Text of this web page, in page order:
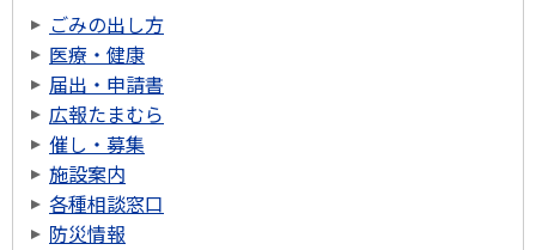
ごみの出し方
医療・健康
届出・申請書
広報たまむら
催し・募集
施設案内
各種相談窓口
防災情報